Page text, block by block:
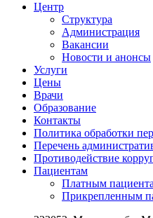
Центр
Структура
Администрация
Вакансии
Новости и анонсы
Услуги
Цены
Врачи
Образование
Контакты
Политика обработки
Перечень
Противодействие
Пациентам
Платным
Прикрепленным